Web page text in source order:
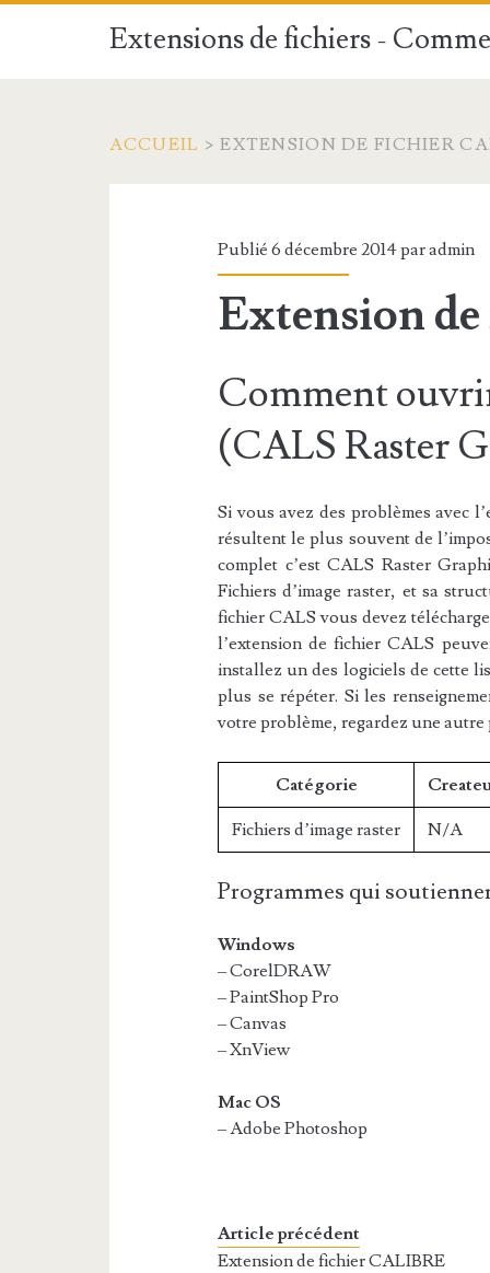
Extensions de fichiers -
ACCUEIL > EXTENSION DE FICHIER
Publié 6 décembre 2014 paradmin
Extension
Comment
(CALS Raster
Si vous avez des problèmes avec
résultent le plus souvent de
complet c’est CALS Raster
Fichiers d’image raster, et sa
fichier CALS vous devez
l’extension de fichier CALS
installez un des logiciels de cette
plus se répéter. Si les
votre problème, regardez une autre
Catégorie
Fichiers d’image raster N/A
Programmes qui
Windows
– CorelDRAW
– PaintShop Pro
– Canvas
– XnView
Mac OS
– Adobe Photoshop
Article précédent
Extension de fichier CALIBRE